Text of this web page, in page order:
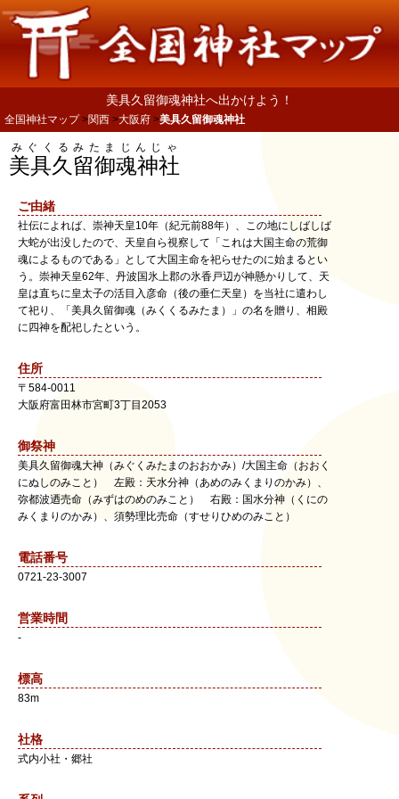
美具久留御魂神社へ出かけよう！
全国神社マップ 関西 大阪府 美具久留御魂神社
美具久留御魂神社
みぐくるみたまじんじゃ
ご由緒
社伝によれば、崇神天皇10年（紀元前88年）、この地にしばしば
大蛇が出没したので、天皇自ら視察して「これは大国主命の荒御
魂によるものである」として大国主命を祀らせたのに始まるとい
う。崇神天皇62年、丹波国氷上郡の氷香戸辺が神懸かりして、天
皇は直ちに皇太子の活目入彦命（後の垂仁天皇）を当社に遣わし
て祀り、「美具久留御魂（みくくるみたま）」の名を贈り、相殿
に四神を配祀したという。
住所
〒 584-0011
大阪府富田林市宮町3丁目2053
御祭神
美具久留御魂大神（みぐくみたまのおおかみ）/大国主命（おおく
にぬしのみこと） 左殿：天水分神（あめのみくまりのかみ）、
弥都波迺売命（みずはのめのみこと） 右殿：国水分神（くにの
みくまりのかみ）、須勢理比売命（すせりひめのみこと）
電話番号
0721-23-3007
営業時間
-
標高
83m
社格
式内小社・郷社